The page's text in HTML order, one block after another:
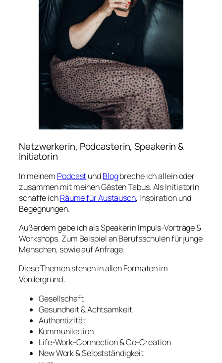
Netzwerkerin, Podcasterin, Speakerin &
Initiatorin
In meinem PodcastundBlogbreche ich allein oder
zusammen mit meinen Gästen Tabus. Als Initiatorin
schaffe ichRäume für Austausch, Inspiration und
Begegnungen.
Außerdem gebe ich als Speakerin Impuls-Vorträge &
Workshops. Zum Beispiel an Berufsschulen für junge
Menschen, sowie auf Anfrage.
Diese Themen stehen in allen Formaten im
Vordergrund:
Gesellschaft
Gesundheit & Achtsamkeit
Authentizität
Kommunikation
Life-Work-Connection & Co-Creation
New Work & Selbstständigkeit